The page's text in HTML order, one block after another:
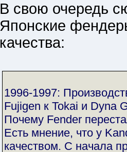
В свою очередь
Японские
качества:
1996-1997:
Fujigen к Tokai и Dyna
Почему Fender
Есть мнение, что у
качеством. С начала